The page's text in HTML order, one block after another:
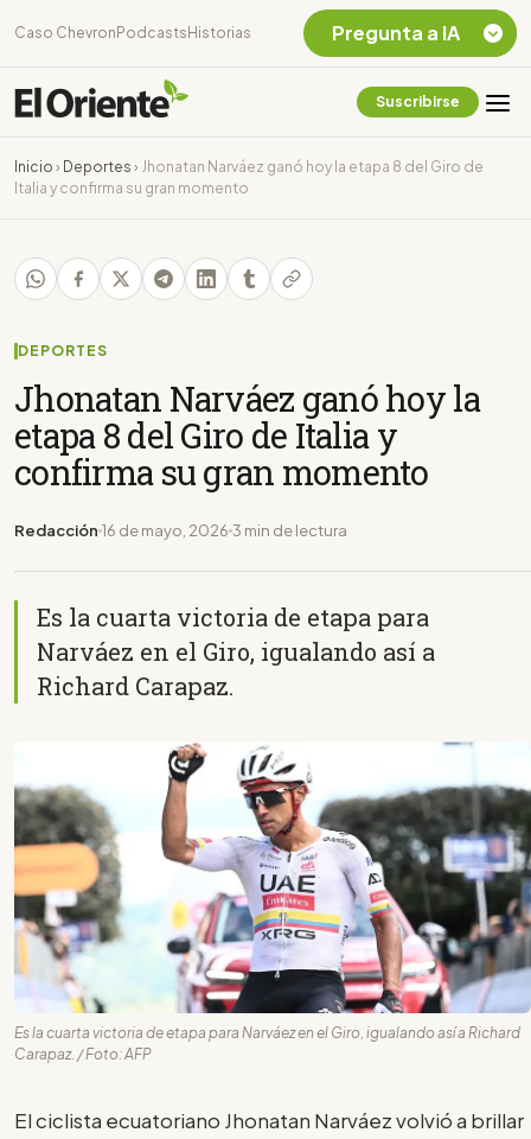
Caso Chevron Podcasts Historias
Suscribirse
Inicio › Deportes › Jhonatan Narváez ganó hoy la etapa 8 del Giro de
Italia y confirma su gran momento
DEPORTES
Jhonatan Narváez ganó hoy la
etapa 8 del Giro de Italia y
confirma su gran momento
Redacción 16 de mayo, 2026 3 min de lectura
Es la cuarta victoria de etapa para
Narváez en el Giro, igualando así a
Richard Carapaz.
Es la cuarta victoria de etapa para Narváez en el Giro, igualando así a Richard
Carapaz. / Foto: AFP
El ciclista ecuatoriano Jhonatan Narváez volvió a brillar
Pregunta a IA
Chevron Ecuador